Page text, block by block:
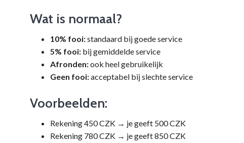
Wat is normaal?
10% fooi:standaard bij goede service
5% fooi: bij gemiddelde service
Afronden:ook heel gebruikelijk
Geen fooi:acceptabel bij slechte service
Voorbeelden:
Rekening 450 CZK → je geeft 500 CZK
Rekening 780 CZK → je geeft 850 CZK